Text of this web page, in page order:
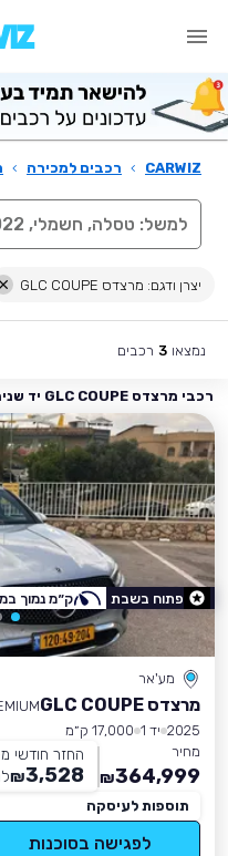
CARWIZ
› רכבים למכירה ›
יצרן ודגם: מרצדס GLC COUPE
נמצאו 3 רכבים
רכבי מרצדס GLC COUPE יד שניה למכירה
מע'אר
מרצדס GLC COUPE
2025 יד 1
17,000 ק״מ
מחיר
364,999
₪
החזר חודשי
3,528
₪
תוספות לעיסקה
לפגישה בסוכנות
פתוח בשבת ק״מ נמוך